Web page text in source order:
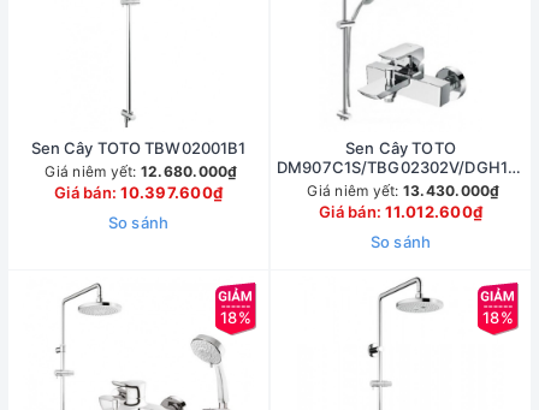
Sen Cây TOTO TBW02001B1
Giá niêm yết: 12.680.000₫
Giá bán:10.397.600₫
So sánh
Sen Cây TOTO
DM907C1S/TBG02302V/
Nóng Lạnh
Giá niêm yết: 13.430.000₫
Giá bán:11.012.600₫
So sánh
18% 18%